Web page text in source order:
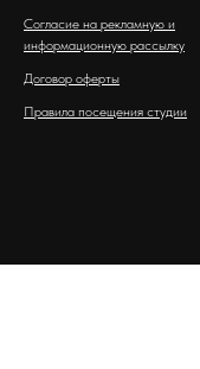
Согласие на рекламную и
информационную рассылку
Договор оферты
Правила посещения студии